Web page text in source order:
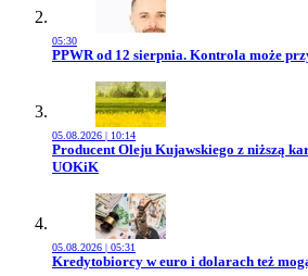
05:30
Przejdź do artykułu:
PPWR od 12 sierpnia. Kontrola może
05.08.2026 | 10:14
Przejdź do artykułu:
Producent Oleju Kujawskiego z niższą
UOKiK
05.08.2026 | 05:31
Przejdź do artykułu:
Kredytobiorcy w euro i dolarach też